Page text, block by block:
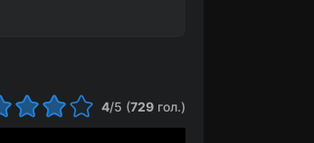
4/5 (729 гол.)